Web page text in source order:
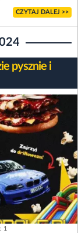
CZYTAJ DALEJ >>
pysznie i
1